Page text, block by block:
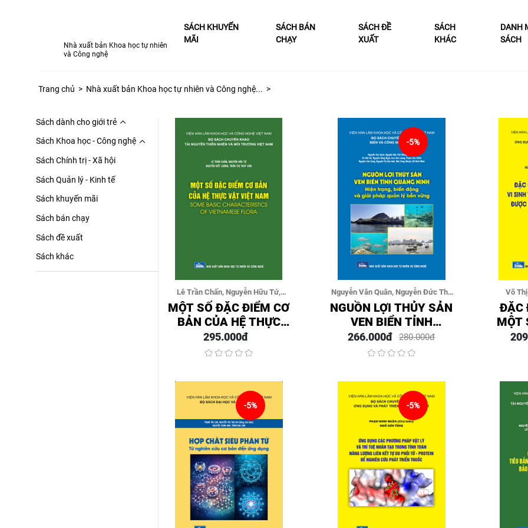
Nhà xuất bản Khoa học tự nhiên
và Công nghệ
SÁCH KHUYẾN
MÃI
SÁCH BÁN
CHẠY
SÁCH ĐỀ
XUẤT
SÁCH
KHÁC
DANH
SÁCH
Trang chủ > Nhà xuất bản Khoa học tự nhiên và Công nghệ... >
Sách dành cho giới trẻ
Sách Khoa học - Công nghệ
Sách Chính trị - Xã hội
Sách Quản lý - Kinh tế
Sách khuyến mãi
Sách bán chạy
Sách đề xuất
Sách khác
Lê Trần Chấn, Nguyễn Hữu Tứ,
Nguyễn Viết Lương, Trần Thị Thúy
Vân
MỘT SỐ ĐẶC ĐIỂM CƠ
BẢN CỦA HỆ THỰC
VẬT VIỆT NAM
295.000đ
-5%
Nguyễn Văn Quân, Nguyễn Đức Thế
(Đồng Chủ Biên), Vũ Việt Hà, Nguyễn
Đăng Ngải, Cao Văn Lương, Phạm
Văn Chiến, Nguyễn Văn Công,
NGUỒN LỢI THỦY SẢN
VEN BIỂN TỈNH
QUẢNG NINH: HIỆN
TRẠNG, BIẾN ĐỘNG
LÝ BỀN VỮNG
266.000đ 280.000đ
Võ
Nghiêm
ĐẶC
MỘT
-5% -5%